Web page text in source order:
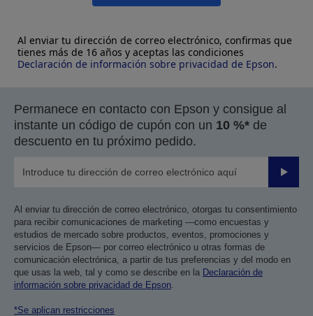
Al enviar tu dirección de correo electrónico, confirmas que
tienes más de 16 años y aceptas las condiciones
Declaración de información sobre privacidad de Epson.
Permanece en contacto con Epson y consigue al
instante un código de cupón con un 10 %* de
descuento en tu próximo pedido.
Enviar
Al enviar tu dirección de correo electrónico, otorgas tu consentimiento
para recibir comunicaciones de marketing —como encuestas y
estudios de mercado sobre productos, eventos, promociones y
servicios de Epson— por correo electrónico u otras formas de
comunicación electrónica, a partir de tus preferencias y del modo en
que usas la web, tal y como se describe en la Declaración de
información sobre privacidad de Epson.
*Se aplican restricciones